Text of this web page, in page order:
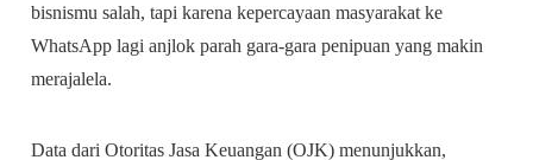
bisnismu salah, tapi karena kepercayaan masyarakat ke
WhatsApp lagi anjlok parah gara-gara penipuan yang makin
merajalela.
Data dari Otoritas Jasa Keuangan (OJK) menunjukkan,